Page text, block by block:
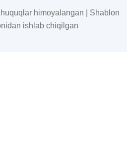
himoyalangan | Shablon
ishlab chiqilgan